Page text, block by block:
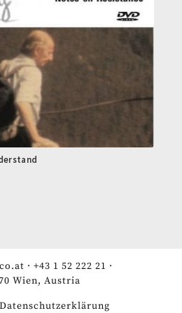
· +43 1 52 222 21 ·
Wien, Austria